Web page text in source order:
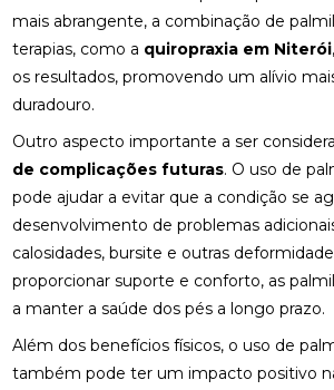
mais abrangente, a combinação de
terapias, como a quiropraxia em Niterói
os resultados, promovendo um alívio
duradouro.
Outro aspecto importante a ser
de complicações futuras. O uso de
pode ajudar a evitar que a condição se
desenvolvimento de problemas
calosidades, bursite e outras
proporcionar suporte e conforto, as
a manter a saúde dos pés a longo prazo.
Além dos benefícios físicos, o uso de
também pode ter um impacto positivo
SAÚDE: GUIA COMPLETO
BENEFÍCIOS DA QUIROPRAXIA CERVICAL: UM GUIA
COMPLETO
BENEFÍCIOS DA QUIROPRAXIA EM
BENEFÍCIOS DA QUIROPRAXIA NA
BENEFÍCIOS DA QUIROPRAXIA
BENEFÍCIOS DA QUIROPRAXIA PARA ALIVIAR O
NERVO CIÁTICO
BENEFÍCIOS DA QUIROPRAXIA PARA JOELHO E
COMO FUNCIONA